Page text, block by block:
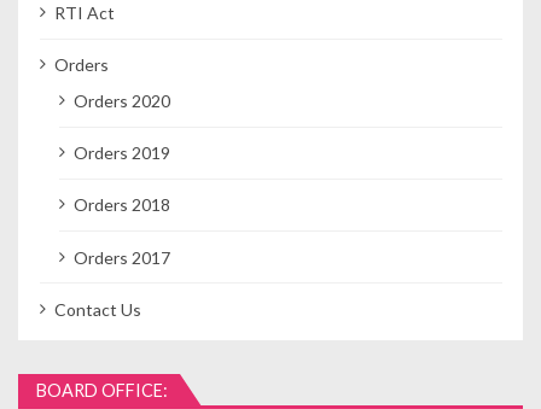
RTI Act
Orders
Orders 2020
Orders 2019
Orders 2018
Orders 2017
Contact Us
BOARD OFFICE: